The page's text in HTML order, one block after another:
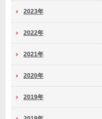
2023年
2022年
2021年
2020年
2019年